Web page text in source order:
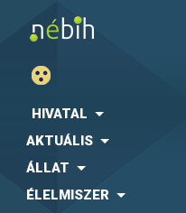
HIVATAL
AKTUÁLIS
ÁLLAT
ÉLELMISZER